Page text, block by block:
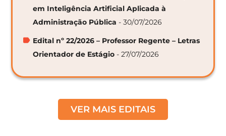
em Inteligência Artificial Aplicada à
Administração Pública - 30/07/2026
Edital nº 22/2026 – Professor Regente – Letras
Orientador de Estágio - 27/07/2026
VER MAIS EDITAIS